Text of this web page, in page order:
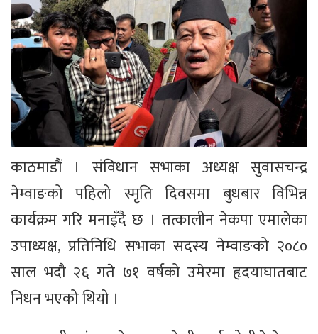
काठमाडौं । संविधान सभाका अध्यक्ष सुवासचन्द्र
नेम्वाङको पहिलो स्मृति दिवसमा बुधबार विभिन्न
कार्यक्रम गरि मनाइँदै छ । तत्कालीन नेकपा एमालेका
उपाध्यक्ष, प्रतिनिधि सभाका सदस्य नेम्वाङको २०८०
साल भदौ २६ गते ७१ वर्षको उमेरमा हृदयाघातबाट
निधन भएको थियो ।